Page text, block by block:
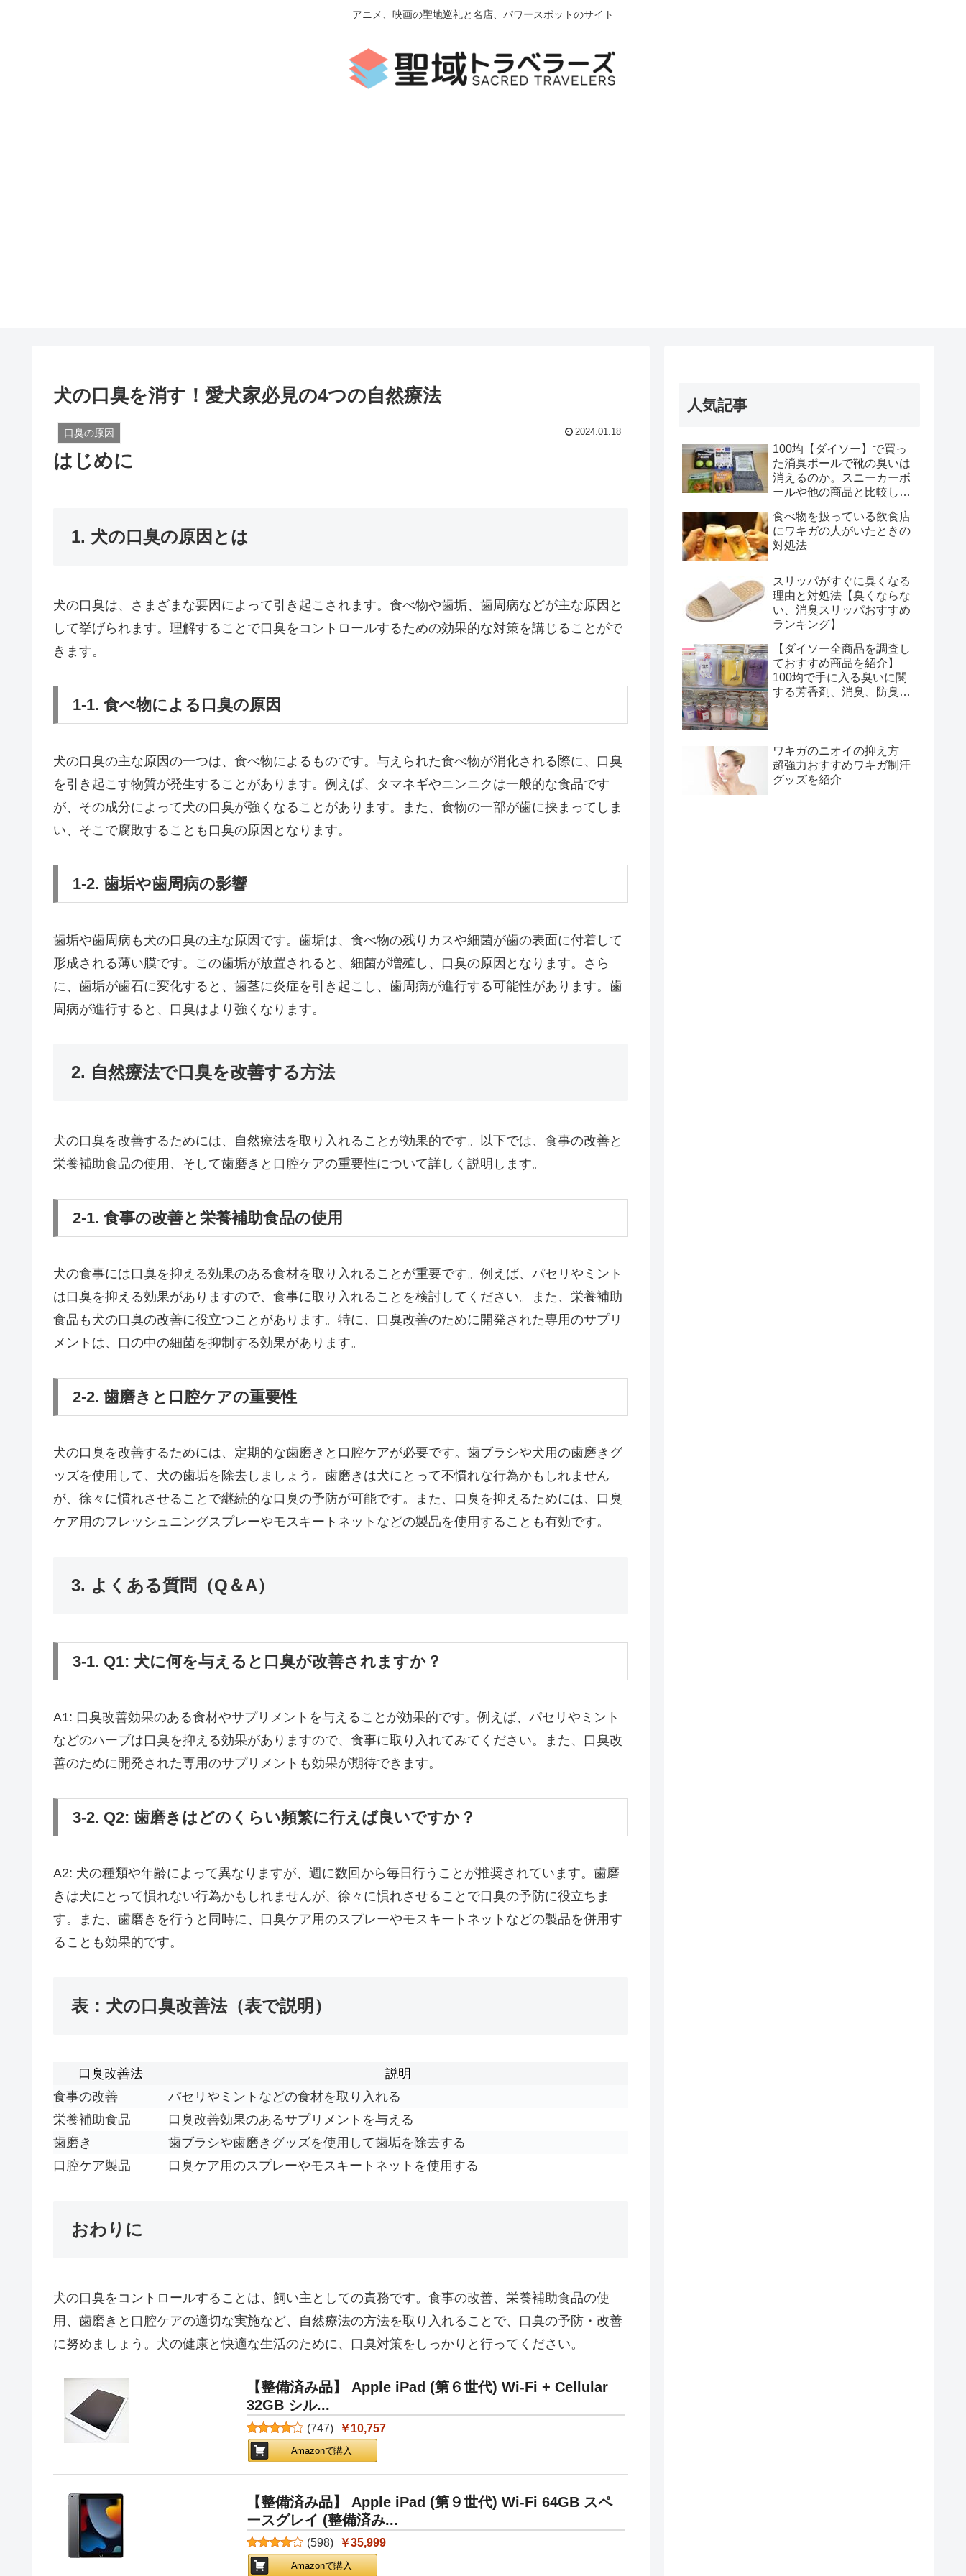
アニメ、映画の聖地巡礼と名店、パワースポットのサイト
犬の口臭を消す！愛犬家必見の4つの自然療法
口臭の原因 2024.01.18
はじめに
1. 犬の口臭の原因とは
犬の口臭は、さまざまな要因によって引き起こされます。食べ物や歯垢、歯周病などが主な原因と
して挙げられます。理解することで口臭をコントロールするための効果的な対策を講じることがで
きます。
1-1. 食べ物による口臭の原因
犬の口臭の主な原因の一つは、食べ物によるものです。与えられた食べ物が消化される際に、口臭
を引き起こす物質が発生することがあります。例えば、タマネギやニンニクは一般的な食品です
が、その成分によって犬の口臭が強くなることがあります。また、食物の一部が歯に挟まってしま
い、そこで腐敗することも口臭の原因となります。
1-2. 歯垢や歯周病の影響
歯垢や歯周病も犬の口臭の主な原因です。歯垢は、食べ物の残りカスや細菌が歯の表面に付着して
形成される薄い膜です。この歯垢が放置されると、細菌が増殖し、口臭の原因となります。さら
に、歯垢が歯石に変化すると、歯茎に炎症を引き起こし、歯周病が進行する可能性があります。歯
周病が進行すると、口臭はより強くなります。
2. 自然療法で口臭を改善する方法
犬の口臭を改善するためには、自然療法を取り入れることが効果的です。以下では、食事の改善と
栄養補助食品の使用、そして歯磨きと口腔ケアの重要性について詳しく説明します。
2-1. 食事の改善と栄養補助食品の使用
犬の食事には口臭を抑える効果のある食材を取り入れることが重要です。例えば、パセリやミント
は口臭を抑える効果がありますので、食事に取り入れることを検討してください。また、栄養補助
食品も犬の口臭の改善に役立つことがあります。特に、口臭改善のために開発された専用のサプリ
メントは、口の中の細菌を抑制する効果があります。
2-2. 歯磨きと口腔ケアの重要性
犬の口臭を改善するためには、定期的な歯磨きと口腔ケアが必要です。歯ブラシや犬用の歯磨きグ
ッズを使用して、犬の歯垢を除去しましょう。歯磨きは犬にとって不慣れな行為かもしれません
が、徐々に慣れさせることで継続的な口臭の予防が可能です。また、口臭を抑えるためには、口臭
ケア用のフレッシュニングスプレーやモスキートネットなどの製品を使用することも有効です。
3. よくある質問（Q＆A）
3-1. Q1: 犬に何を与えると口臭が改善されますか？
A1: 口臭改善効果のある食材やサプリメントを与えることが効果的です。例えば、パセリやミント
などのハーブは口臭を抑える効果がありますので、食事に取り入れてみてください。また、口臭改
善のために開発された専用のサプリメントも効果が期待できます。
3-2. Q2: 歯磨きはどのくらい頻繁に行えば良いですか？
A2: 犬の種類や年齢によって異なりますが、週に数回から毎日行うことが推奨されています。歯磨
きは犬にとって慣れない行為かもしれませんが、徐々に慣れさせることで口臭の予防に役立ちま
す。また、歯磨きを行うと同時に、口臭ケア用のスプレーやモスキートネットなどの製品を併用す
ることも効果的です。
表：犬の口臭改善法（表で説明）
口臭改善法
説明
食事の改善
パセリやミントなどの食材を取り入れる
栄養補助食品
口臭改善効果のあるサプリメントを与える
歯磨き
歯ブラシや歯磨きグッズを使用して歯垢を除去する
口腔ケア製品
口臭ケア用のスプレーやモスキートネットを使用する
おわりに
犬の口臭をコントロールすることは、飼い主としての責務です。食事の改善、栄養補助食品の使
用、歯磨きと口腔ケアの適切な実施など、自然療法の方法を取り入れることで、口臭の予防・改善
に努めましょう。犬の健康と快適な生活のために、口臭対策をしっかりと行ってください。
【整備済み品】 Apple iPad (第６世代) Wi-Fi + Cellular
32GB シル...
(747) ￥10,757
Amazonで購入
【整備済み品】 Apple iPad (第９世代) Wi-Fi 64GB スペ
ースグレイ (整備済み...
(598) ￥35,999
Amazonで購入
人気記事
100均【ダイソー】で買っ
た消臭ボールで靴の臭いは
消えるのか。スニーカーボ
ールや他の商品と比較して
グ付)
食べ物を扱っている飲食店
にワキガの人がいたときの
対処法
スリッパがすぐに臭くなる
理由と対処法【臭くならな
い、消臭スリッパおすすめ
ランキング】
【ダイソー全商品を調査し
ておすすめ商品を紹介】
100均で手に入る臭いに関
する芳香剤、消臭、防臭グ
ワキガのニオイの抑え方
超強力おすすめワキガ制汗
グッズを紹介